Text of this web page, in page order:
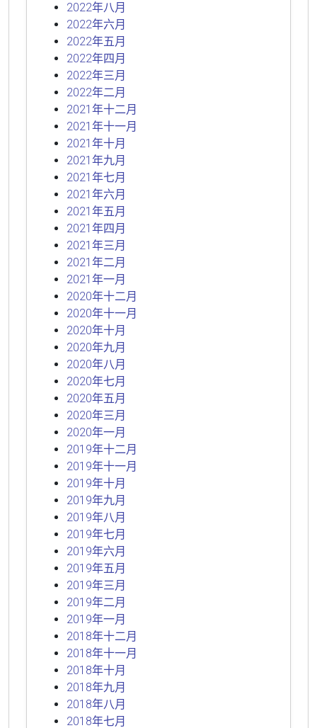
2022年八月
2022年六月
2022年五月
2022年四月
2022年三月
2022年二月
2021年十二月
2021年十一月
2021年十月
2021年九月
2021年七月
2021年六月
2021年五月
2021年四月
2021年三月
2021年二月
2021年一月
2020年十二月
2020年十一月
2020年十月
2020年九月
2020年八月
2020年七月
2020年五月
2020年三月
2020年一月
2019年十二月
2019年十一月
2019年十月
2019年九月
2019年八月
2019年七月
2019年六月
2019年五月
2019年三月
2019年二月
2019年一月
2018年十二月
2018年十一月
2018年十月
2018年九月
2018年八月
2018年七月